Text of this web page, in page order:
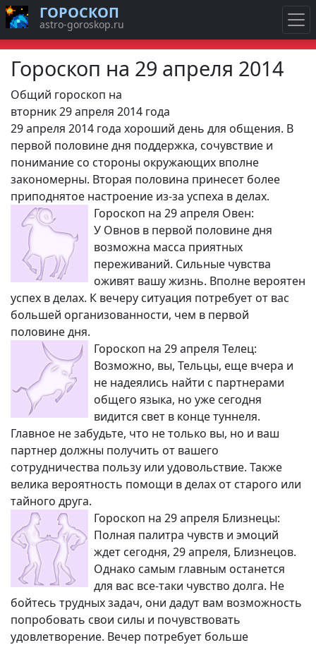
Гороскоп на 29 апреля 2014
Общий гороскоп на
вторник 29 апреля 2014 года
29 апреля 2014 года хороший день для общения. В
первой половине дня поддержка, сочувствие и
понимание со стороны окружающих вполне
закономерны. Вторая половина принесет более
приподнятое настроение из-за успеха в делах.
Гороскоп на 29 апреля Овен:
У Овнов в первой половине дня
возможна масса приятных
переживаний. Сильные чувства
оживят вашу жизнь. Вполне вероятен
успех в делах. К вечеру ситуация потребует от вас
большей организованности, чем в первой
половине дня.
Гороскоп на 29 апреля Телец:
Возможно, вы, Тельцы, еще вчера и
не надеялись найти с партнерами
общего языка, но уже сегодня
видится свет в конце туннеля.
Главное не забудьте, что не только вы, но и ваш
партнер должны получить от вашего
сотрудничества пользу или удовольствие. Также
велика вероятность помощи в делах от старого или
тайного друга.
Гороскоп на 29 апреля Близнецы:
Полная палитра чувств и эмоций
ждет сегодня, 29 апреля, Близнецов.
Однако самым главным останется
для вас все-таки чувство долга. Не
бойтесь трудных задач, они дадут вам возможность
попробовать свои силы и почувствовать
удовлетворение. Вечер потребует больше
ГОРОСКОП
astro-goroskop.ru